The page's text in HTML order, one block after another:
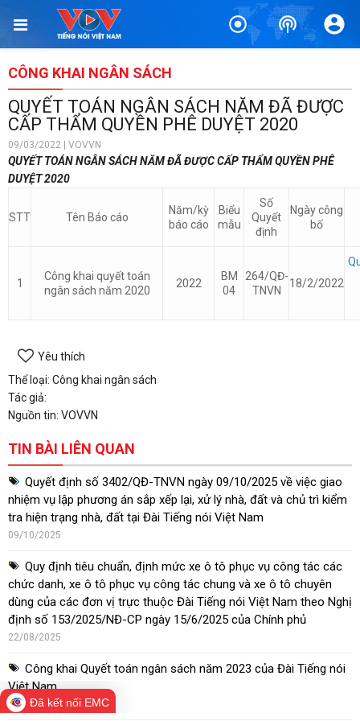
CÔNG KHAI NGÂN SÁCH
QUYẾT TOÁN NGÂN SÁCH NĂM ĐÃ ĐƯỢC
CẤP THẨM QUYỀN PHÊ DUYỆT 2020
09/03/2022 | VOVVN
QUYẾT TOÁN NGÂN SÁCH NĂM ĐÃ ĐƯỢC CẤP THẨM QUYỀN PHÊ
DUYỆT 2020
STT Tên Báo cáo
Năm/kỳ
báo cáo
Biểu
mẫu
Số
Quyết
định
Ngày công
bố
1
Công khai quyết toán
ngân sách năm 2020
2022
BM
04
264/QĐ-
TNVN
18/2/2022
Yêu thích
Thể loại: Công khai ngân sách
Tác giả:
Nguồn tin: VOVVN
TIN BÀI LIÊN QUAN
Quyết định số 3402/QĐ-TNVN ngày 09/10/2025 về việc giao
nhiệm vụ lập phương án sắp xếp lại, xử lý nhà, đất và chủ trì kiểm
tra hiện trạng nhà, đất tại Đài Tiếng nói Việt Nam
09/10/2025
Quy định tiêu chuẩn, định mức xe ô tô phục vụ công tác các
chức danh, xe ô tô phục vụ công tác chung và xe ô tô chuyên
dùng của các đơn vị trực thuộc Đài Tiếng nói Việt Nam theo Nghị
định số 153/2025/NĐ-CP ngày 15/6/2025 của Chính phủ
22/08/2025
Công khai Quyết toán ngân sách năm 2023 của Đài Tiếng nói
Việt Nam
10/03/2025
Đã kết nối EMC